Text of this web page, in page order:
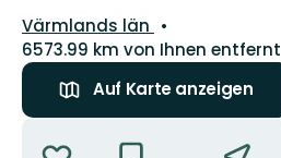
Landkreis:
Värmlands län
6573.99 km von Ihnen entfernt
Auf Karte anzeigen